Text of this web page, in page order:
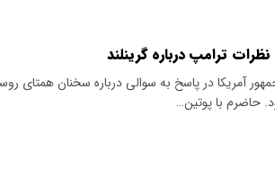
ترامپ درباره گرینلند
آمریکا در پاسخ به سوالی درباره سخنان
حاضرم با پوتین…